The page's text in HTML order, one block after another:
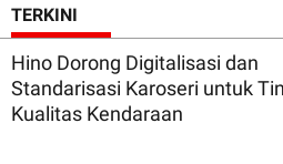
TERKINI
Hino Dorong Digitalisasi dan
Standarisasi Karoseri untuk
Kualitas Kendaraan